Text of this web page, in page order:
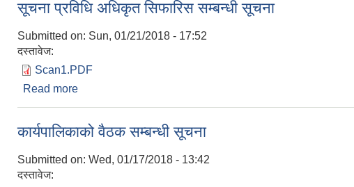
सूचना प्रविधि अधिकृत सिफारिस सम्बन्धी सूचना
Submitted on: Sun, 01/21/2018 - 17:52
दस्तावेज:
Scan1.PDF
Read more
कार्यपालिकाको वैठक सम्बन्धी सूचना
Submitted on: Wed, 01/17/2018 - 13:42
दस्तावेज: